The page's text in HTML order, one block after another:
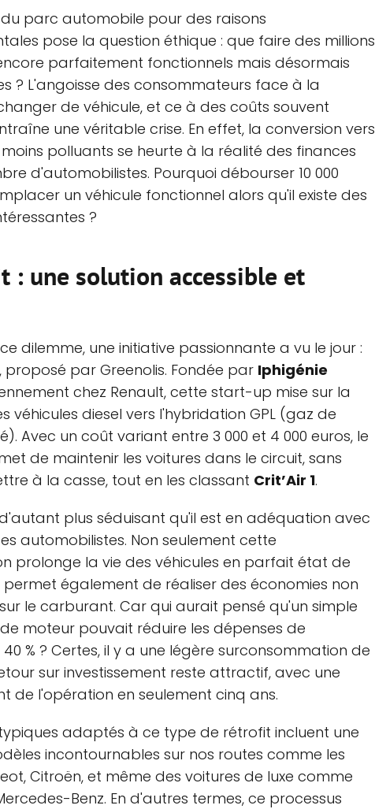
parc automobile pour des raisons
pose la question éthique : que faire des millions
parfaitement fonctionnels mais désormais
? L'angoisse des consommateurs face à la
de véhicule, et ce à des coûts souvent
une véritable crise. En effet, la conversion vers
polluants se heurte à la réalité des finances
d'automobilistes. Pourquoi débourser 10 000
un véhicule fonctionnel alors qu'il existe des
?
: une solution accessible et
dilemme, une initiative passionnante a vu le jour :
par Greenolis. Fondée par Iphigénie
chez Renault, cette start-up mise sur la
véhicules diesel vers l'hybridation GPL (gaz de
Avec un coût variant entre 3 000 et 4 000 euros, le
de maintenir les voitures dans le circuit, sans
à la casse, tout en les classant Crit’Air 1.
plus séduisant qu'il est en adéquation avec
automobilistes. Non seulement cette
prolonge la vie des véhicules en parfait état de
également de réaliser des économies non
le carburant. Car qui aurait pensé qu'un simple
moteur pouvait réduire les dépenses de
% ? Certes, il y a une légère surconsommation de
sur investissement reste attractif, avec une
de l'opération en seulement cinq ans.
typiques adaptés à ce type de rétrofit incluent une
incontournables sur nos routes comme les
Citroën, et même des voitures de luxe comme
Benz. En d'autres termes, ce processus